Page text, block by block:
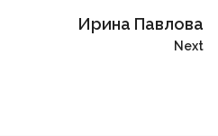
Ирина Павлова
Next